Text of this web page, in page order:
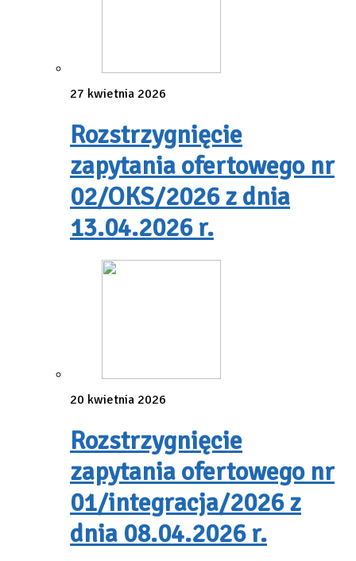
27 kwietnia 2026
Rozstrzygnięcie
zapytania ofertowego nr
02/OKS/2026 z dnia
13.04.2026 r.
20 kwietnia 2026
Rozstrzygnięcie
zapytania ofertowego nr
01/integracja/2026 z
dnia 08.04.2026 r.